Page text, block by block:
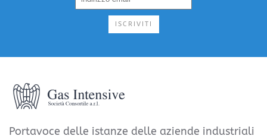
ISCRIVITI
Portavoce delle istanze delle aziende industriali